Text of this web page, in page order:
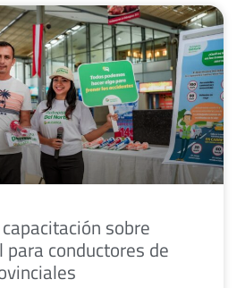
sobre
conductores de